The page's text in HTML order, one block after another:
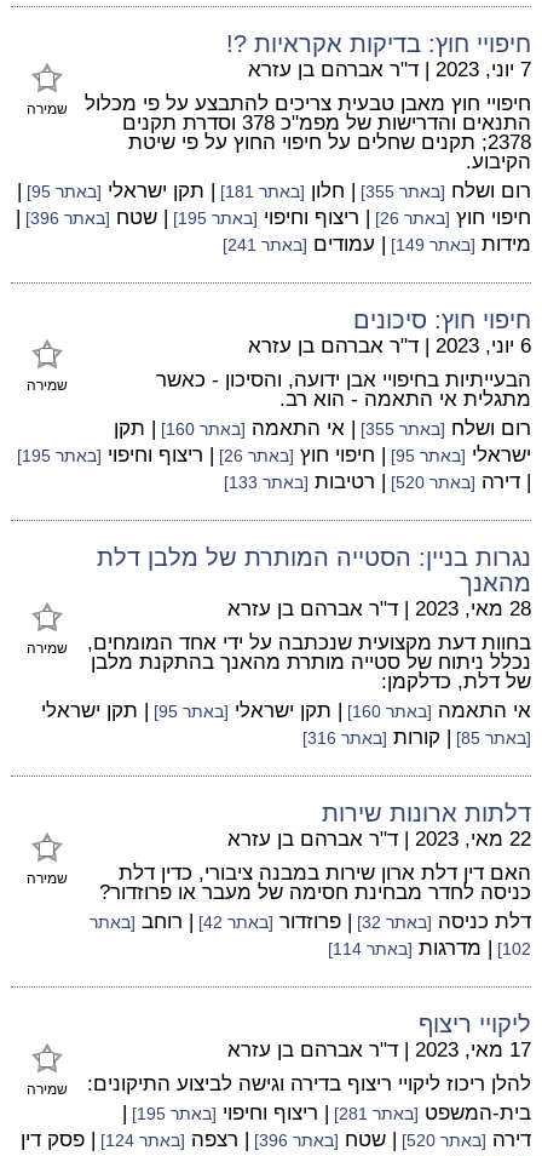
חיפויי חוץ: בדיקות אקראיות ?!
שמירה
7 יוני, 2023 | ד"ר אברהם בן עזרא
חיפויי חוץ מאבן טבעית צריכים להתבצע על פי מכלול
התנאים והדרישות של מפמ"כ 378 וסדרת תקנים
2378; תקנים שחלים על חיפוי החוץ על פי שיטת
הקיבוע.
רום ושלח [באתר 355] | חלון [באתר 181] | תקן ישראלי [באתר 95]
|
חיפוי חוץ [באתר 26] | ריצוף וחיפוי [באתר 195] | שטח [באתר 396]
|
מידות [באתר 149] | עמודים [באתר 241]
חיפוי חוץ: סיכונים
שמירה
6 יוני, 2023 | ד"ר אברהם בן עזרא
הבעייתיות בחיפויי אבן ידועה, והסיכון - כאשר
מתגלית אי התאמה - הוא רב.
רום ושלח [באתר 355] | אי התאמה [באתר 160]
| תקן
ישראלי [באתר 95] | חיפוי חוץ [באתר 26] | ריצוף וחיפוי [באתר 195]
| דירה [באתר 520] | רטיבות [באתר 133]
נגרות בניין: הסטייה המותרת של מלבן דלת
מהאנך
שמירה
28 מאי, 2023 | ד"ר אברהם בן עזרא
בחוות דעת מקצועית שנכתבה על ידי אחד המומחים,
נכלל ניתוח של סטייה מותרת מהאנך בהתקנת מלבן
של דלת, כדלקמן:
אי התאמה [באתר 160] | תקן ישראלי [באתר 95] | תקן ישראלי
[באתר 85] | קורות [באתר 316]
דלתות ארונות שירות
שמירה
22 מאי, 2023 | ד"ר אברהם בן עזרא
האם דין דלת ארון שירות במבנה ציבורי, כדין דלת
כניסה לחדר מבחינת חסימה של מעבר או פרוזדור?
דלת כניסה [באתר 32] | פרוזדור [באתר 42] | רוחב [באתר
102]
| מדרגות [באתר 114]
ליקויי ריצוף
שמירה
17 מאי, 2023 | ד"ר אברהם בן עזרא
להלן ריכוז ליקויי ריצוף בדירה וגישה לביצוע התיקונים:
בית-המשפט [באתר 281] | ריצוף וחיפוי [באתר 195]
|
דירה [באתר 520] | שטח [באתר 396] | רצפה [באתר 124] | פסק דין